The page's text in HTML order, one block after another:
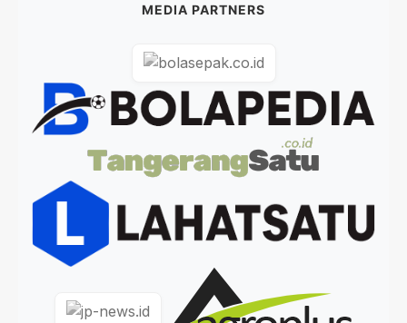
MEDIA PARTNERS